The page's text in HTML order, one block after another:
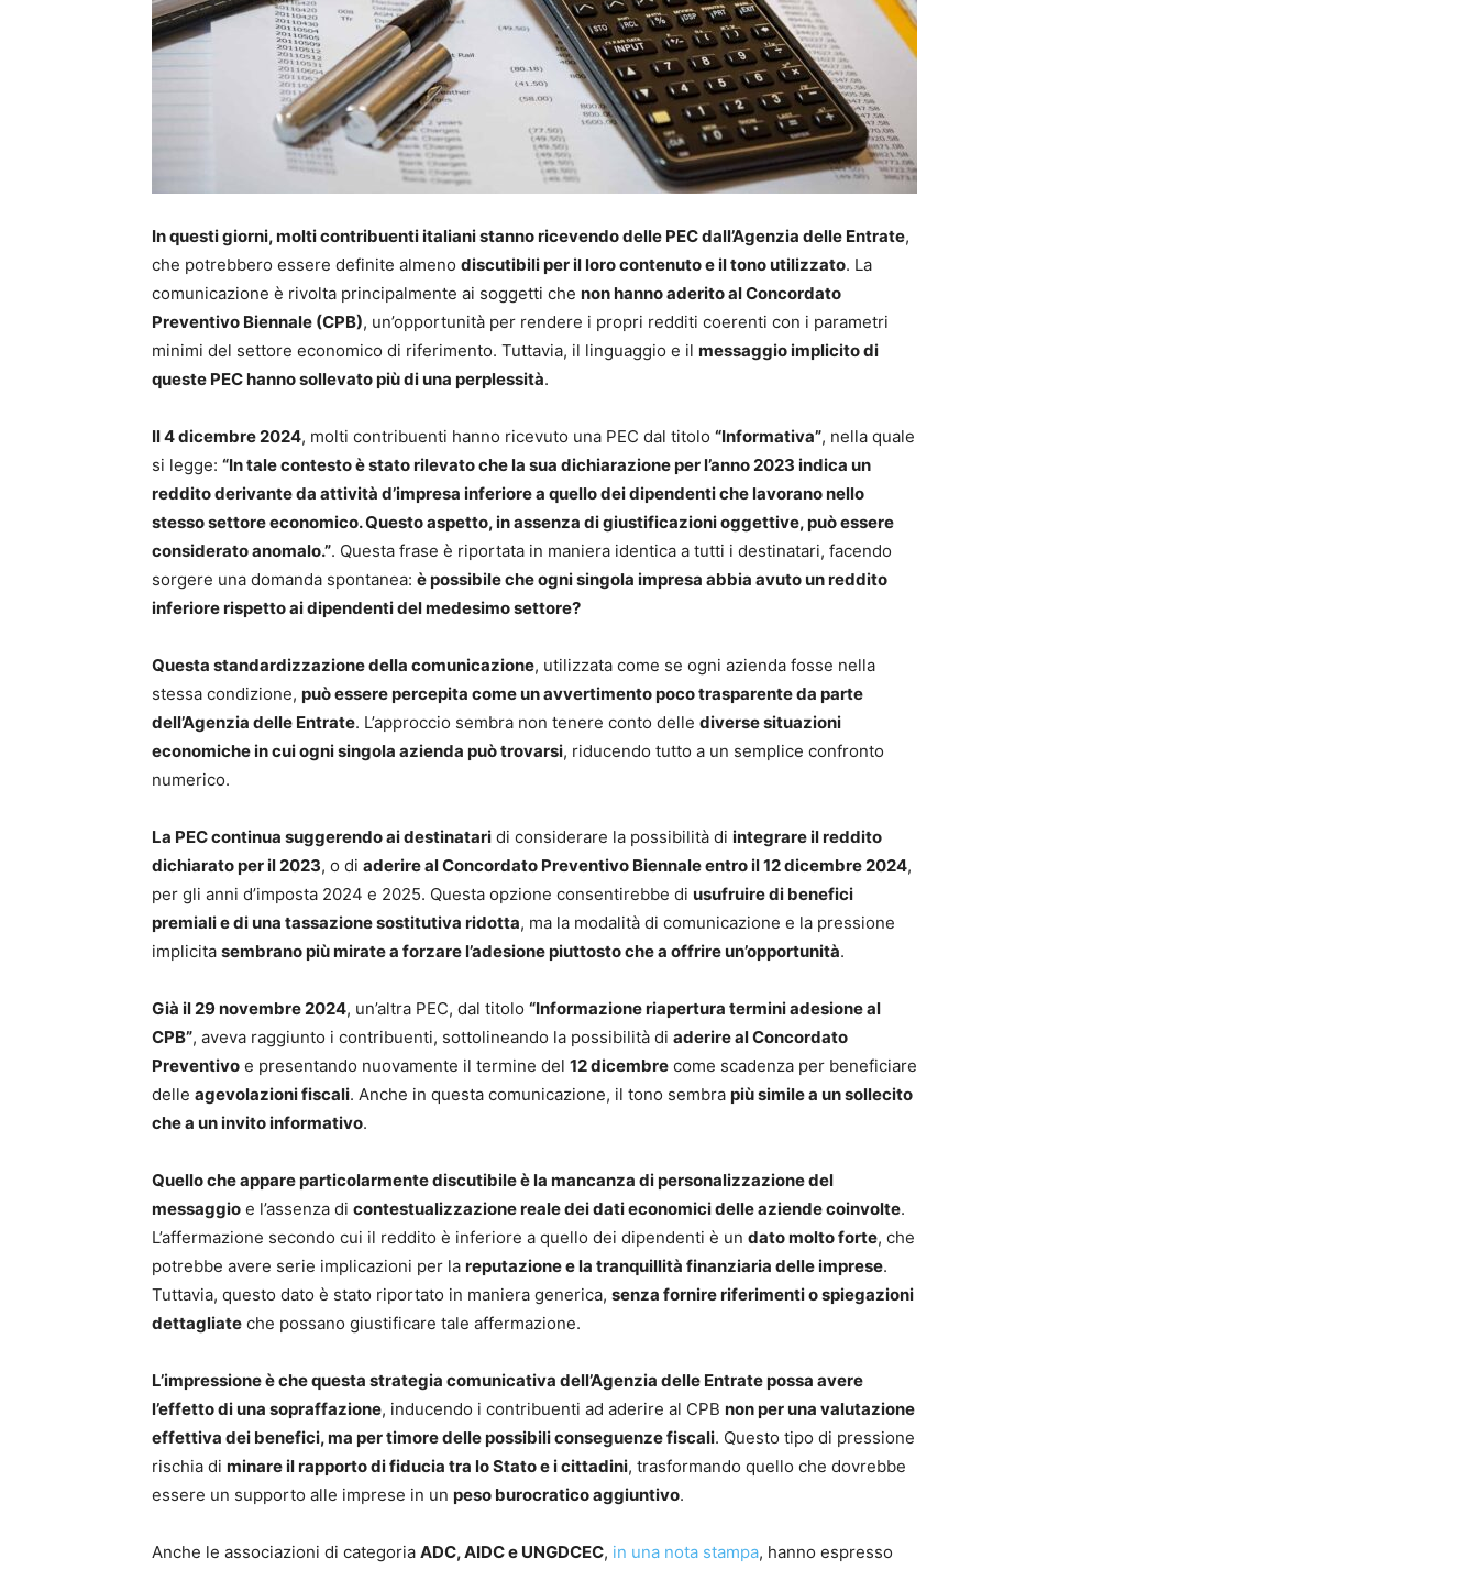
In questi giorni, molti contribuenti italiani stanno ricevendo delle PEC dall’Agenzia delle Entrate,
che potrebbero essere definite almeno discutibili per il loro contenuto e il tono utilizzato. La
comunicazione è rivolta principalmente ai soggetti che non hanno aderito al Concordato
Preventivo Biennale (CPB), un’opportunità per rendere i propri redditi coerenti con i parametri
minimi del settore economico di riferimento. Tuttavia, il linguaggio e il messaggio implicito di
queste PEC hanno sollevato più di una perplessità.
Il 4 dicembre 2024, molti contribuenti hanno ricevuto una PEC dal titolo “Informativa”, nella quale
si legge: “In tale contesto è stato rilevato che la sua dichiarazione per l’anno 2023 indica un
reddito derivante da attività d’impresa inferiore a quello dei dipendenti che lavorano nello
stesso settore economico. Questo aspetto, in assenza di giustificazioni oggettive, può essere
considerato anomalo.”. Questa frase è riportata in maniera identica a tutti i destinatari, facendo
sorgere una domanda spontanea: è possibile che ogni singola impresa abbia avuto un reddito
inferiore rispetto ai dipendenti del medesimo settore?
Questa standardizzazione della comunicazione, utilizzata come se ogni azienda fosse nella
stessa condizione, può essere percepita come un avvertimento poco trasparente da parte
dell’Agenzia delle Entrate. L’approccio sembra non tenere conto delle diverse situazioni
economiche in cui ogni singola azienda può trovarsi, riducendo tutto a un semplice confronto
numerico.
La PEC continua suggerendo ai destinatari di considerare la possibilità di integrare il reddito
dichiarato per il 2023, o di aderire al Concordato Preventivo Biennale entro il 12 dicembre 2024,
per gli anni d’imposta 2024 e 2025. Questa opzione consentirebbe di usufruire di benefici
premiali e di una tassazione sostitutiva ridotta, ma la modalità di comunicazione e la pressione
implicita sembrano più mirate a forzare l’adesione piuttosto che a offrire un’opportunità.
Già il 29 novembre 2024, un’altra PEC, dal titolo “Informazione riapertura termini adesione al
CPB”, aveva raggiunto i contribuenti, sottolineando la possibilità di aderire al Concordato
Preventivo e presentando nuovamente il termine del 12 dicembre come scadenza per beneficiare
delle agevolazioni fiscali. Anche in questa comunicazione, il tono sembra più simile a un sollecito
che a un invito informativo.
Quello che appare particolarmente discutibile è la mancanza di personalizzazione del
messaggio e l’assenza di contestualizzazione reale dei dati economici delle aziende coinvolte.
L’affermazione secondo cui il reddito è inferiore a quello dei dipendenti è un dato molto forte, che
potrebbe avere serie implicazioni per la reputazione e la tranquillità finanziaria delle imprese.
Tuttavia, questo dato è stato riportato in maniera generica, senza fornire riferimenti o spiegazioni
dettagliate che possano giustificare tale affermazione.
L’impressione è che questa strategia comunicativa dell’Agenzia delle Entrate possa avere
l’effetto di una sopraffazione, inducendo i contribuenti ad aderire al CPB non per una valutazione
effettiva dei benefici, ma per timore delle possibili conseguenze fiscali. Questo tipo di pressione
rischia di minare il rapporto di fiducia tra lo Stato e i cittadini, trasformando quello che dovrebbe
essere un supporto alle imprese in un peso burocratico aggiuntivo.
Anche le associazioni di categoria ADC, AIDC e UNGDCEC, in una nota stampa, hanno espresso